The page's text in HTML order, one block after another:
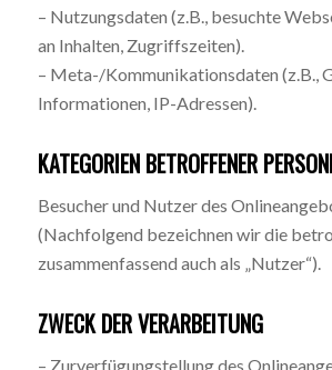
– Nutzungsdaten (z.B., besuchte
an Inhalten, Zugriffszeiten).
– Meta-/Kommunikationsdaten (z.B.,
Informationen, IP-Adressen).
KATEGORIEN BETROFFENER
Besucher und Nutzer des
(Nachfolgend bezeichnen wir die
zusammenfassend auch als „Nutzer“).
ZWECK DER VERARBEITUNG
– Zurverfügungstellung des